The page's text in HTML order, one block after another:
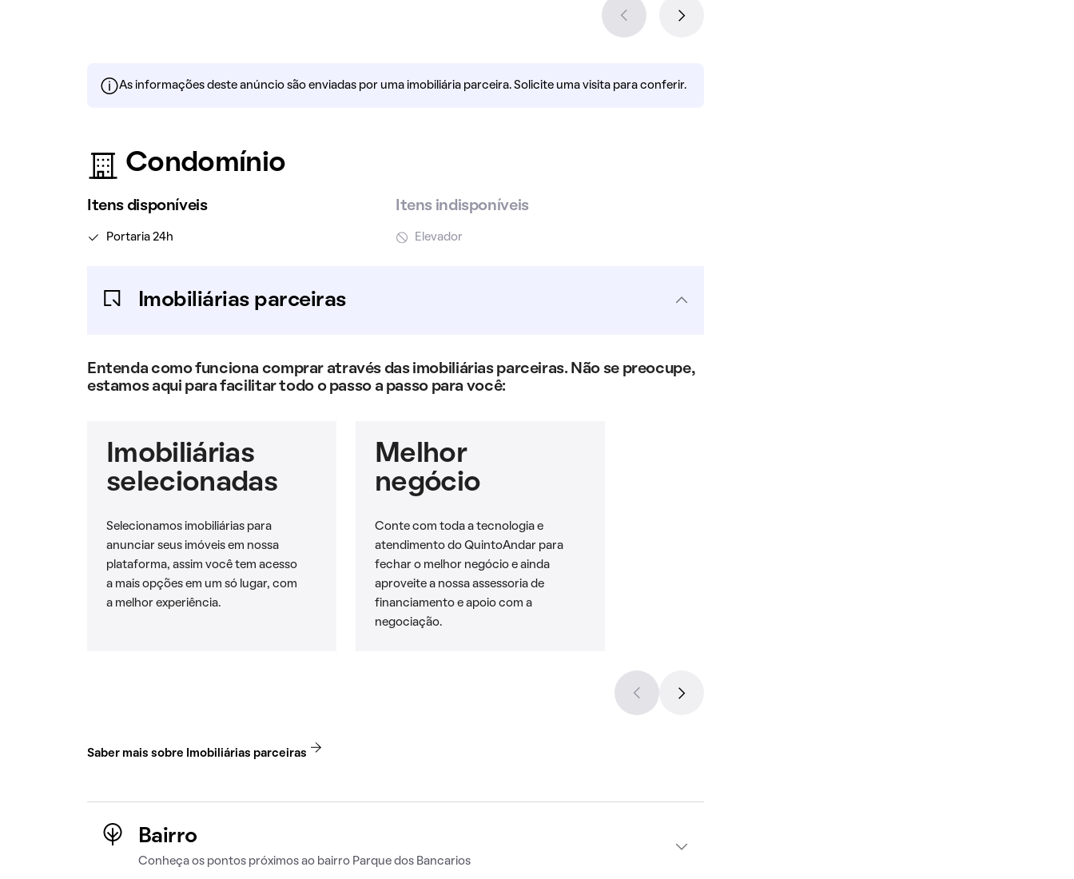
As informações deste anúncio são enviadas por uma imobiliária parceira. Solicite uma visita para conferir.
Condomínio
Itens disponíveis
Portaria 24h
Itens indisponíveis
Elevador
Imobiliárias parceiras
Entenda como funciona comprar através das imobiliárias parceiras. Não se preocupe,
estamos aqui para facilitar todo o passo a passo para você:
Imobiliárias
selecionadas
Selecionamos imobiliárias para
anunciar seus imóveis em nossa
plataforma, assim você tem acesso
a mais opções em um só lugar, com
a melhor experiência.
Melhor
negócio
Conte com toda a tecnologia e
atendimento do QuintoAndar para
fechar o melhor negócio e ainda
aproveite a nossa assessoria de
financiamento e apoio com a
negociação.
Saber mais sobre Imobiliárias parceiras
Bairro
Conheça os pontos próximos ao bairro Parque dos Bancarios